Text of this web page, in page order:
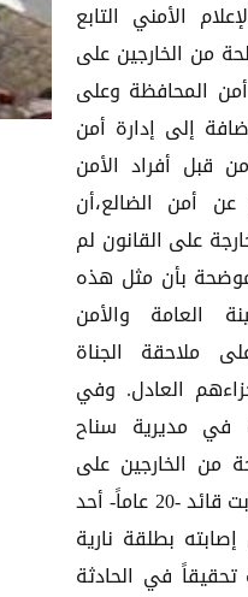
الأمني التابع
من الخارجين على
أمن المحافظة وعلى
إلى إدارة أمن
قبل أفراد الأمن
أمن الضالع،أن
على القانون لم
بأن مثل هذه
العامة والأمن
ملاحقة الجناة
العادل. وفي
في مديرية سناح
من الخارجين على
القانون أطلقت النار على الجندي نصر ثابت قائد -20 عاماً- أحد
إلى إصابته بطلقة نارية
في الحادثة